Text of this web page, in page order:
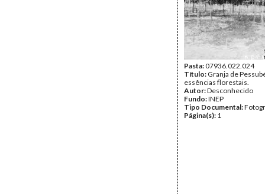
Pasta:07936.022.024
Título: Granja de
essências florestais.
Autor:Desconhecido
Fundo:INEP
Tipo Documental:
Página(s): 1